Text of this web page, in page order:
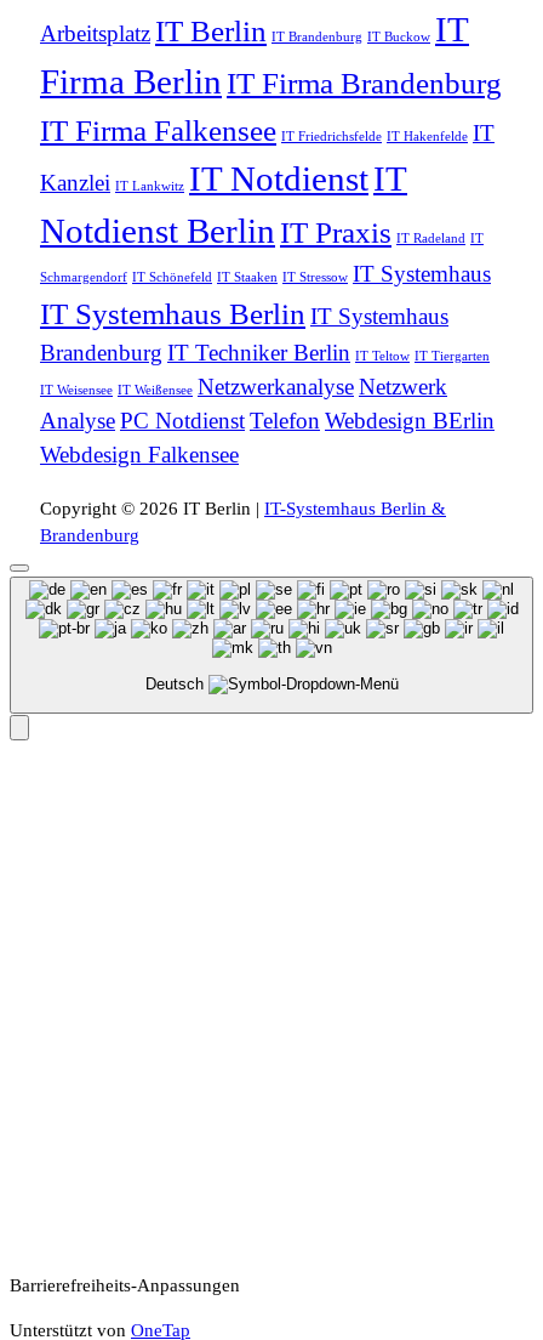
Arbeitsplatz IT Berlin IT Brandenburg IT Buckow IT
Firma Berlin IT Firma Brandenburg
IT Firma Falkensee IT Friedrichsfelde IT Hakenfelde IT
Kanzlei IT Lankwitz IT NotdienstIT
Notdienst Berlin IT Praxis IT Radeland IT
Schmargendorf IT Schönefeld IT Staaken IT Stressow IT Systemhaus
IT Systemhaus Berlin IT Systemhaus
Brandenburg IT Techniker Berlin IT Teltow IT Tiergarten
IT Weisensee IT Weißensee NetzwerkanalyseNetzwerk
AnalysePC NotdienstTelefon Webdesign BErlin
Webdesign Falkensee
Copyright © 2026 IT Berlin | IT-Systemhaus Berlin &
Brandenburg
Deutsch
Barrierefreiheits-Anpassungen
Unterstützt von OneTap